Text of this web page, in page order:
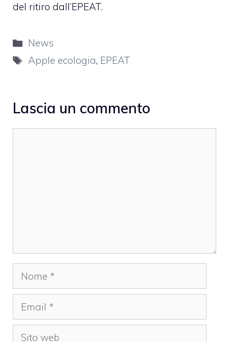
del ritiro dall’EPEAT.
Categorie
News
Tag
Apple ecologia, EPEAT
Lascia un commento
Nome
Email
Sito